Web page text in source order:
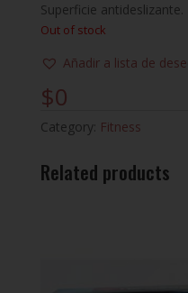
Superficie antideslizante.
Out of stock
Añadir a lista de
$0
Category: Fitness
Related products